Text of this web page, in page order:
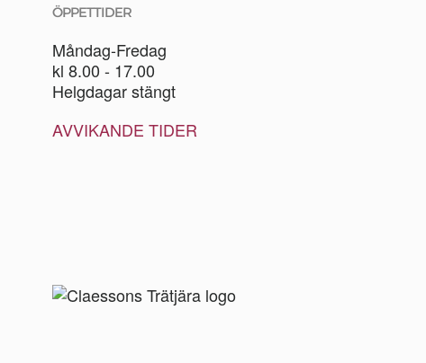
ÖPPETTIDER
Måndag-Fredag
kl 8.00 - 17.00
Helgdagar stängt
AVVIKANDE TIDER